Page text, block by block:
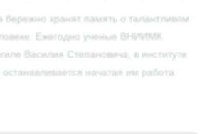
бережно хранят память о талантливом
Ежегодно ученые ВНИИМК
Василия Степановича, в институте
начатая им работа.